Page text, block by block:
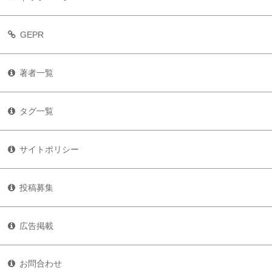
GEPR
著者一覧
タグ一覧
サイトポリシー
投稿募集
広告掲載
お問合わせ